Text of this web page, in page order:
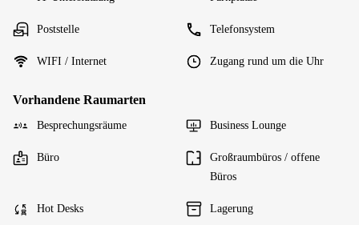
Poststelle Telefonsystem
WIFI / Internet Zugang rund um die Uhr
Vorhandene Raumarten
Besprechungsräume Business Lounge
Büro
Großraumbüros / offene
Büros
Hot Desks Lagerung